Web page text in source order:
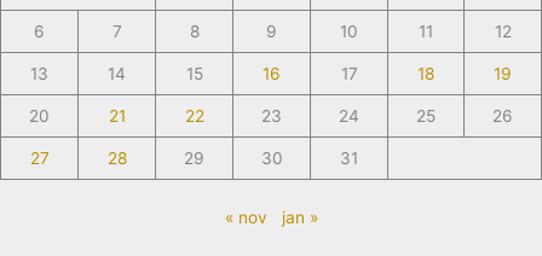
6 7 8 9 10 11 12
13 14 15 16 17 18 19
20 21 22 23 24 25 26
27 28 29 30 31
« nov jan »